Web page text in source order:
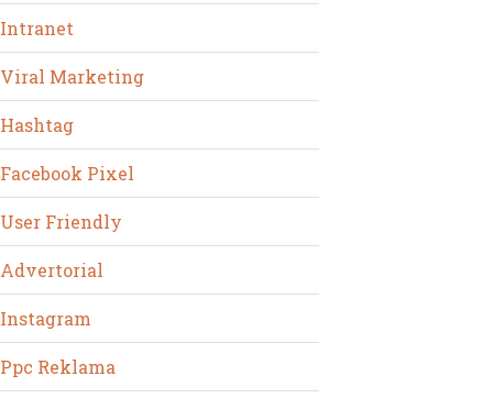
Intranet
Viral Marketing
Hashtag
Facebook Pixel
User Friendly
Advertorial
Instagram
Ppc Reklama